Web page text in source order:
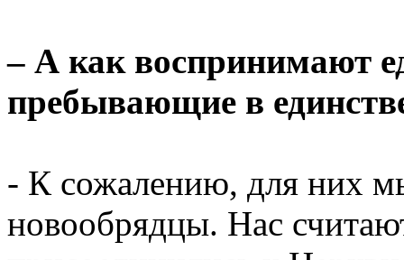
– А как воспринимают
пребывающие в
- К сожалению, для них
новообрядцы. Нас